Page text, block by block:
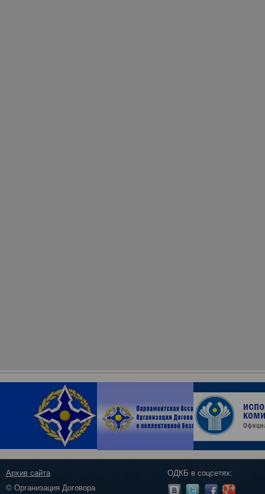
Архив сайта
© Организация Договора
ОДКБ в соцсетях: